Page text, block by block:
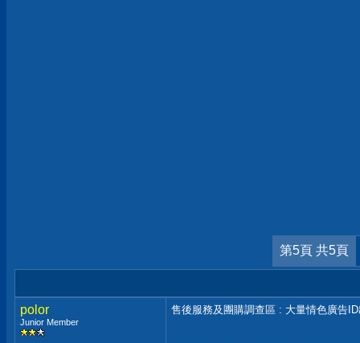
第5頁 共5頁
polor
Junior Member
售後服務及團購調查區 : 大量情色廣告